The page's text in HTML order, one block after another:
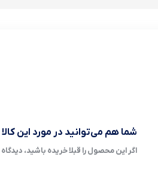
شما هم می‌توانید در مورد این
اگر این محصول را قبلا خریده باشید،